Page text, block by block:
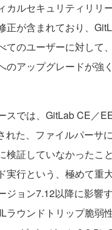
カルセキュリティリリ
正が含まれており、
てのユーザーに対して
のアップグレードが強
スでは、GitLab CE／
れた、ファイルパーサ
検証していなかったこ
実行という、極めて重
ジョン7.12以降に影響
ラウンドトリップ脆弱